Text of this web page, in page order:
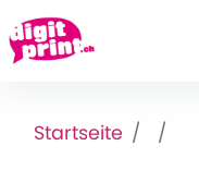
Startseite